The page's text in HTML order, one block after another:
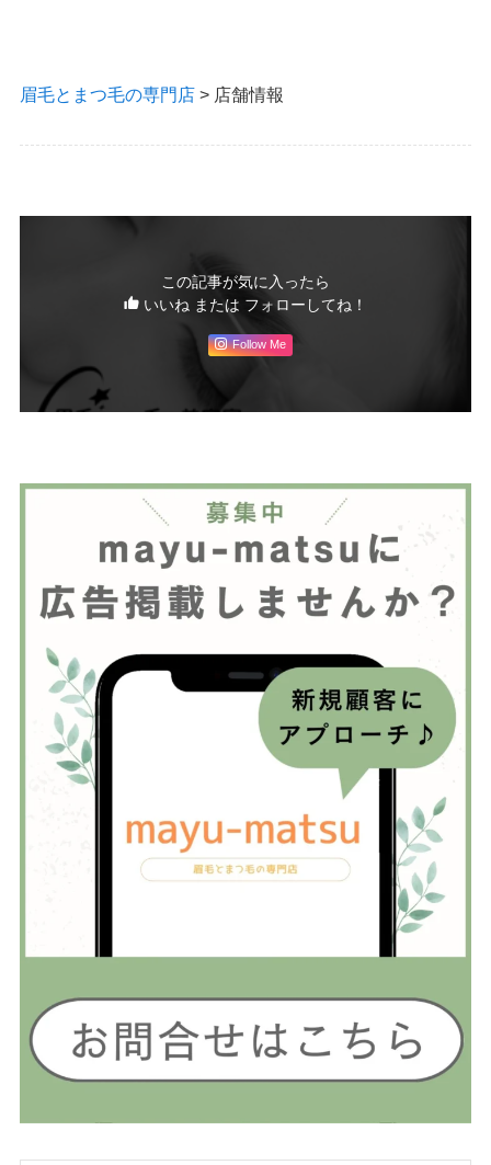
眉毛とまつ毛の専門店> 店舗情報
この記事が気に入ったら
いいね または フォローしてね！
Follow Me